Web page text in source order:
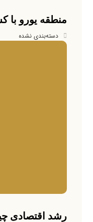
منطقه یورو با
دسته‌بندی نشده
رشد اقتصادی